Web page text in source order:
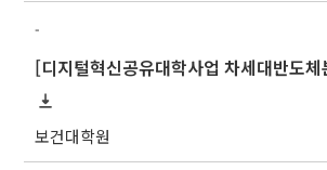
-
보건대학원